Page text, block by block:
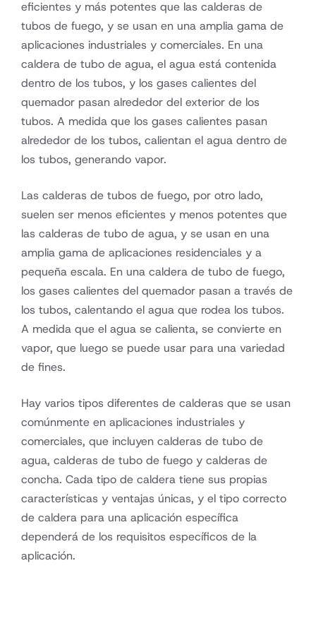
eficientes y más potentes que las calderas de
tubos de fuego, y se usan en una amplia gama de
aplicaciones industriales y comerciales. En una
caldera de tubo de agua, el agua está contenida
dentro de los tubos, y los gases calientes del
quemador pasan alrededor del exterior de los
tubos. A medida que los gases calientes pasan
alrededor de los tubos, calientan el agua dentro de
los tubos, generando vapor.
Las calderas de tubos de fuego, por otro lado,
suelen ser menos eficientes y menos potentes que
las calderas de tubo de agua, y se usan en una
amplia gama de aplicaciones residenciales y a
pequeña escala. En una caldera de tubo de fuego,
los gases calientes del quemador pasan a través de
los tubos, calentando el agua que rodea los tubos.
A medida que el agua se calienta, se convierte en
vapor, que luego se puede usar para una variedad
de fines.
Hay varios tipos diferentes de calderas que se usan
comúnmente en aplicaciones industriales y
comerciales, que incluyen calderas de tubo de
agua, calderas de tubo de fuego y calderas de
concha. Cada tipo de caldera tiene sus propias
características y ventajas únicas, y el tipo correcto
de caldera para una aplicación específica
dependerá de los requisitos específicos de la
aplicación.